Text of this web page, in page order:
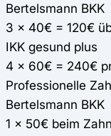
Bertelsmann BKK
3 x 40€ = 120€
IKK gesund plus
4 x 60€ = 240€
Professionelle
Bertelsmann BKK
1 x 50€ beim